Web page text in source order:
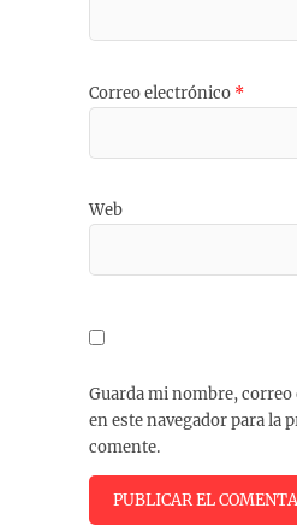
Correo electrónico *
Web
Guarda mi nombre,
en este navegador para la
comente.